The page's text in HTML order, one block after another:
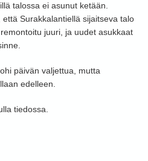
talossa ei asunut ketään.
Surakkalantiellä sijaitseva talo
juuri, ja uudet asukkaat
päivän valjettua, mutta
edelleen.
tiedossa.